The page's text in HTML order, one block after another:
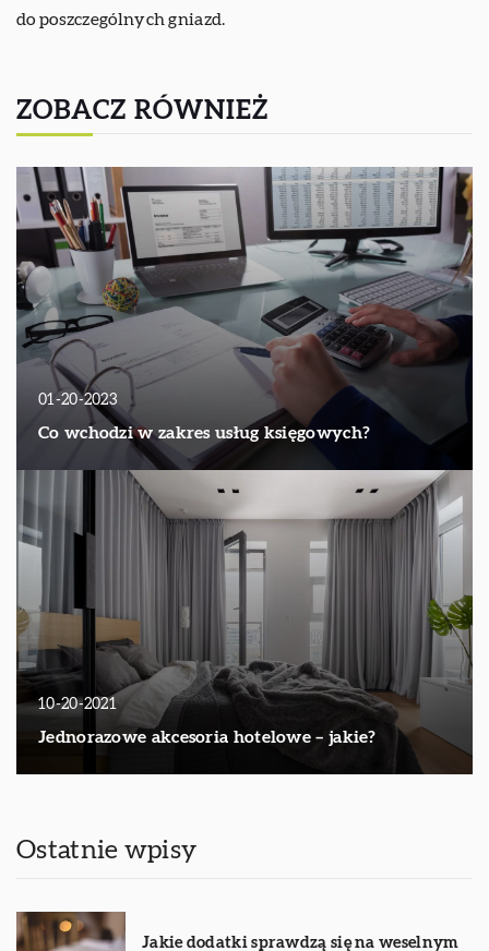
do poszczególnych gniazd.
ZOBACZ RÓWNIEŻ
01-20-2023
Co wchodzi w zakres usług księgowych?
10-20-2021
Jednorazowe akcesoria hotelowe – jakie?
Ostatnie wpisy
Jakie dodatki sprawdzą się na weselnym